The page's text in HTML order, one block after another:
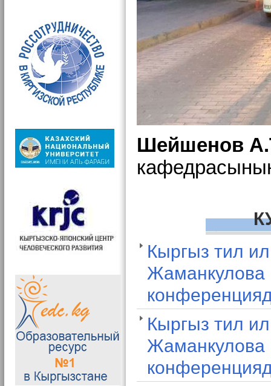
Шейшенов
Кыргыз тил
Жаманкулова
Кыргыз тил
Жаманкулова